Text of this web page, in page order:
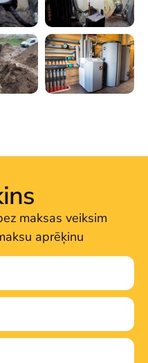
maksas veiksim
aprēķinu